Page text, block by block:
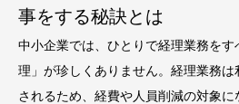
事をする秘訣とは
中小企業では、ひとりで経理業務を
理」が珍しくありません。経理業務は
されるため、経費や人員削減の対象